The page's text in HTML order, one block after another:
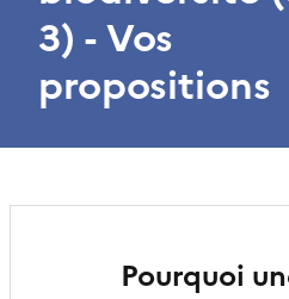
3) - Vos
propositions
Pourquoi